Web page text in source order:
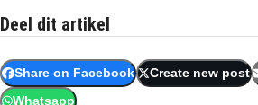
Deel dit artikel
Share on Facebook Create new post
Whatsapp